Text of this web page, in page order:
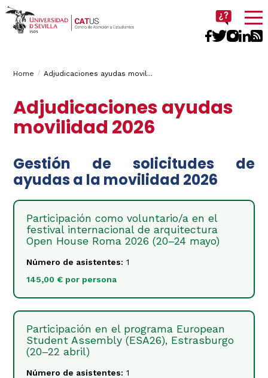
Imagen
Breadcrumbs
You
here:
Home Adjudicaciones ayudas movil...
Adjudicaciones ayudas
movilidad 2026
Gestión de solicitudes de
ayudas a la movilidad 2026
Participación como voluntario/a en el
festival internacional de arquitectura
Open House Roma 2026 (20–24 mayo)
Número de asistentes: 1
145,00 € por persona
Participación en el programa European
Student Assembly (ESA26), Estrasburgo
(20–22 abril)
Número de asistentes: 1